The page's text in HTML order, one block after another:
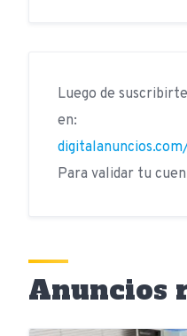
Luego de
en:
Para validar tu
Anuncios